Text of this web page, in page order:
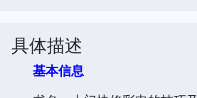
具体描述
基本信息